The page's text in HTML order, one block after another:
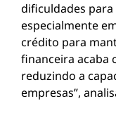
dificuldades
especialmente
crédito para
financeira acaba
reduzindo a
empresas”,